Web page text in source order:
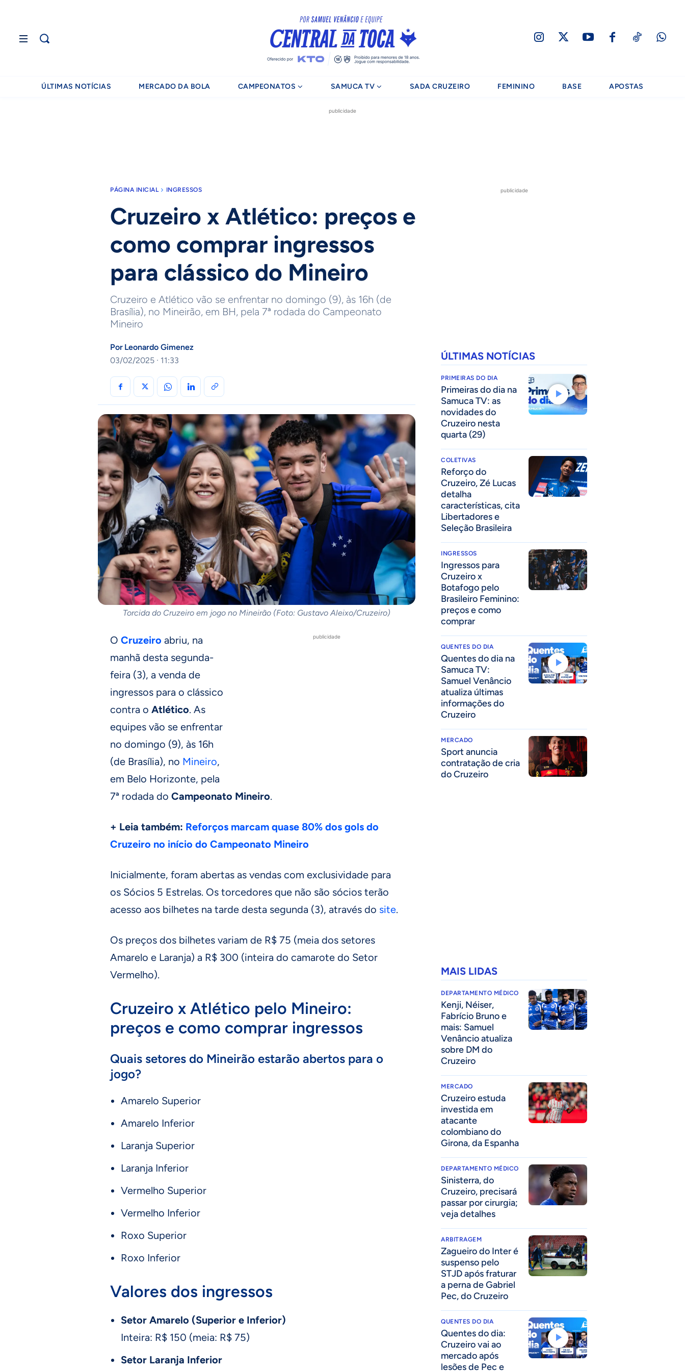
ÚLTIMAS NOTÍCIAS MERCADO DA BOLA CAMPEONATOS SAMUCA TV SADA CRUZEIRO FEMININO BASE APOSTAS
publicidade
PÁGINA INICIAL INGRESSOS
Cruzeiro x Atlético: preços e
como comprar ingressos
para clássico do Mineiro
Cruzeiro e Atlético vão se enfrentar no domingo (9), às 16h (de
Brasília), no Mineirão, em BH, pela 7ª rodada do Campeonato
Mineiro
Por Leonardo Gimenez
03/02/2025 · 11:33
Torcida do Cruzeiro em jogo no Mineirão (Foto: Gustavo Aleixo/Cruzeiro)
publicidade
O Cruzeiro abriu, na
manhã desta segunda-
feira (3), a venda de
ingressos para o clássico
contra o Atlético. As
equipes vão se enfrentar
no domingo (9), às 16h
(de Brasília), no Mineiro,
em Belo Horizonte, pela
7ª rodada do Campeonato Mineiro.
+ Leia também: Reforços marcam quase 80% dos gols do
Cruzeiro no início do Campeonato Mineiro
Inicialmente, foram abertas as vendas com exclusividade para
os Sócios 5 Estrelas. Os torcedores que não são sócios terão
acesso aos bilhetes na tarde desta segunda (3), através do site.
Os preços dos bilhetes variam de R$ 75 (meia dos setores
Amarelo e Laranja) a R$ 300 (inteira do camarote do Setor
Vermelho).
Cruzeiro x Atlético pelo Mineiro:
preços e como comprar ingressos
Quais setores do Mineirão estarão abertos para o
jogo?
Amarelo Superior
Amarelo Inferior
Laranja Superior
Laranja Inferior
Vermelho Superior
Vermelho Inferior
Roxo Superior
Roxo Inferior
Valores dos ingressos
Setor Amarelo (Superior e Inferior)
Inteira: R$ 150 (meia: R$ 75)
Setor Laranja Inferior
publicidade
ÚLTIMAS NOTÍCIAS
PRIMEIRAS DO DIA
Primeiras do dia na
Samuca TV: as
novidades do
Cruzeiro nesta
quarta (29)
COLETIVAS
⁠Reforço do
Cruzeiro, Zé Lucas
detalha
características, cita
Libertadores e
Seleção Brasileira
INGRESSOS
Ingressos para
Cruzeiro x
Botafogo pelo
Brasileiro Feminino:
preços e como
comprar
QUENTES DO DIA
Quentes do dia na
Samuca TV:
Samuel Venâncio
atualiza últimas
informações do
Cruzeiro
MERCADO
Sport anuncia
contratação de cria
do Cruzeiro
MAIS LIDAS
DEPARTAMENTO MÉDICO
Kenji, Néiser,
Fabrício Bruno e
mais: Samuel
Venâncio atualiza
sobre DM do
Cruzeiro
MERCADO
Cruzeiro estuda
investida em
atacante
colombiano do
Girona, da Espanha
DEPARTAMENTO MÉDICO
Sinisterra, do
Cruzeiro, precisará
passar por cirurgia;
veja detalhes
ARBITRAGEM
Zagueiro do Inter é
suspenso pelo
STJD após fraturar
a perna de Gabriel
Pec, do Cruzeiro
QUENTES DO DIA
Quentes do dia:
Cruzeiro vai ao
mercado após
lesões de Pec e